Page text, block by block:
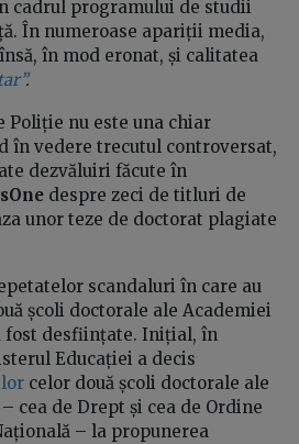
cadrul programului de studii
În numeroase apariții media,
în mod eronat, și calitatea
.
Poliție nu este una chiar
în vedere trecutul controversat,
dezvăluiri făcute în
despre zeci de titluri de
unor teze de doctorat plagiate
scandaluri în care au
școli doctorale ale Academiei
fost desființate. Inițial, în
Educației a decis
celor două școli doctorale ale
cea de Drept și cea de Ordine
– la propunerea